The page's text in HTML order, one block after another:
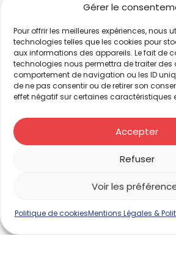
Gérer le
Pour offrir les meilleures expériences, nous
technologies telles que les cookies pour
aux informations des appareils. Le fait de
technologies nous permettra de traiter des
comportement de navigation ou les ID
de ne pas consentir ou de retirer son
effet négatif sur certaines caractéristiques
Accepter
Refuser
Voir les
Politique de cookiesMentions Légales &
L’Inter-Réseaux
Les réseaux
Partenaires
Actualités
Photos 2025